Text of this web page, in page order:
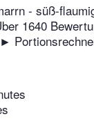
- süß-
1640